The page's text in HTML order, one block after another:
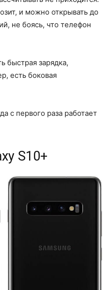
и можно открывать до
не боясь, что телефон
быстрая зарядка,
есть боковая
с первого раза работает
S10+